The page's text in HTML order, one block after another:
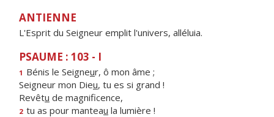
ANTIENNE
L'Esprit du Seigneur emplit l'univers, alléluia.
PSAUME : 103 - I
1 Bénis le Seigneur, ô mon âme ;
Seigneur mon Dieu, tu es si grand !
Revêtu de magnificence,
2 tu as pour manteau la lumière !